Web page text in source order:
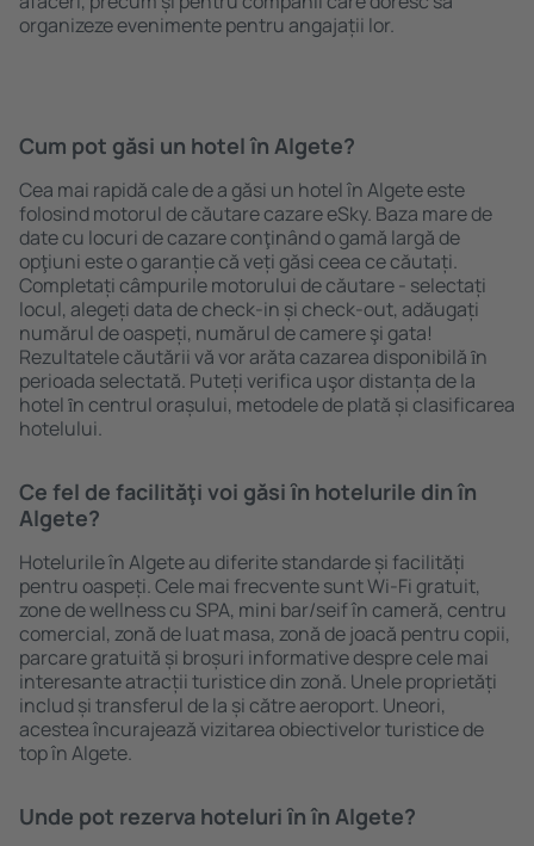
organizeze evenimente pentru angajații lor.
Cum pot găsi un hotel în Algete?
Cea mai rapidă cale de a găsi un hotel în Algete este
folosind motorul de căutare cazare eSky. Baza mare de
date cu locuri de cazare conţinând o gamă largă de
opţiuni este o garanție că veți găsi ceea ce căutați.
Completați câmpurile motorului de căutare - selectați
locul, alegeți data de check-in și check-out, adăugați
numărul de oaspeți, numărul de camere şi gata!
Rezultatele căutării vă vor arăta cazarea disponibilă ȋn
perioada selectată. Puteți verifica uşor distanța de la
hotel ȋn centrul orașului, metodele de plată și clasificarea
hotelului.
Ce fel de facilităţi voi găsi ȋn hotelurile din în
Algete?
Hotelurile în Algete au diferite standarde și facilități
pentru oaspeți. Cele mai frecvente sunt Wi-Fi gratuit,
zone de wellness cu SPA, mini bar/seif în cameră, centru
comercial, zonă de luat masa, zonă de joacă pentru copii,
parcare gratuită și broșuri informative despre cele mai
interesante atracții turistice din zonă. Unele proprietăți
includ și transferul de la și către aeroport. Uneori,
acestea încurajează vizitarea obiectivelor turistice de
top în Algete.
Unde pot rezerva hoteluri ȋn în Algete?